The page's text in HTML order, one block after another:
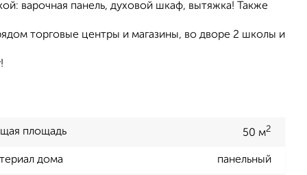
варочная панель, духовой шкаф, вытяжка! Также
торговые центры и магазины, во дворе 2 школы и
площадь 50 м2
дома панельный